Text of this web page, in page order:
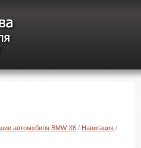
автомобиля BMW X6 / Навигация /